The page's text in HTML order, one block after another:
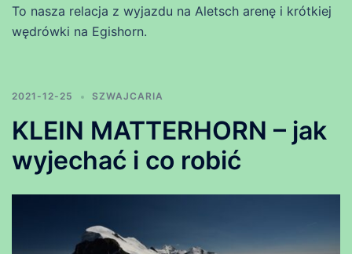
To nasza relacja z wyjazdu na Aletsch arenę i krótkiej
wędrówki na Egishorn.
2021-12-25 SZWAJCARIA
KLEIN MATTERHORN – jak
wyjechać i co robić